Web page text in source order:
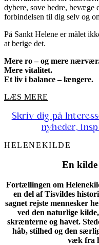
dybere, sove bedre, bevæge
forbindelsen til dig selv og
På Sankt Helene er målet
at berige det.
Mere ro – og mere
Mere vitalitet.
Et liv i balance – længere.
LÆS MERE
Skriv dig på
nyheder,
HELENEKILDE
En
Fortællingen om
en del afTisvildes
sagnet rejste mennesker
ved den naturlige
skrænterne og havet.
håb, stilhed og den
væk fra